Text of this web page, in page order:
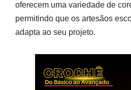
oferecem uma variedade de
permitindo que os artesãos
adapta ao seu projeto.